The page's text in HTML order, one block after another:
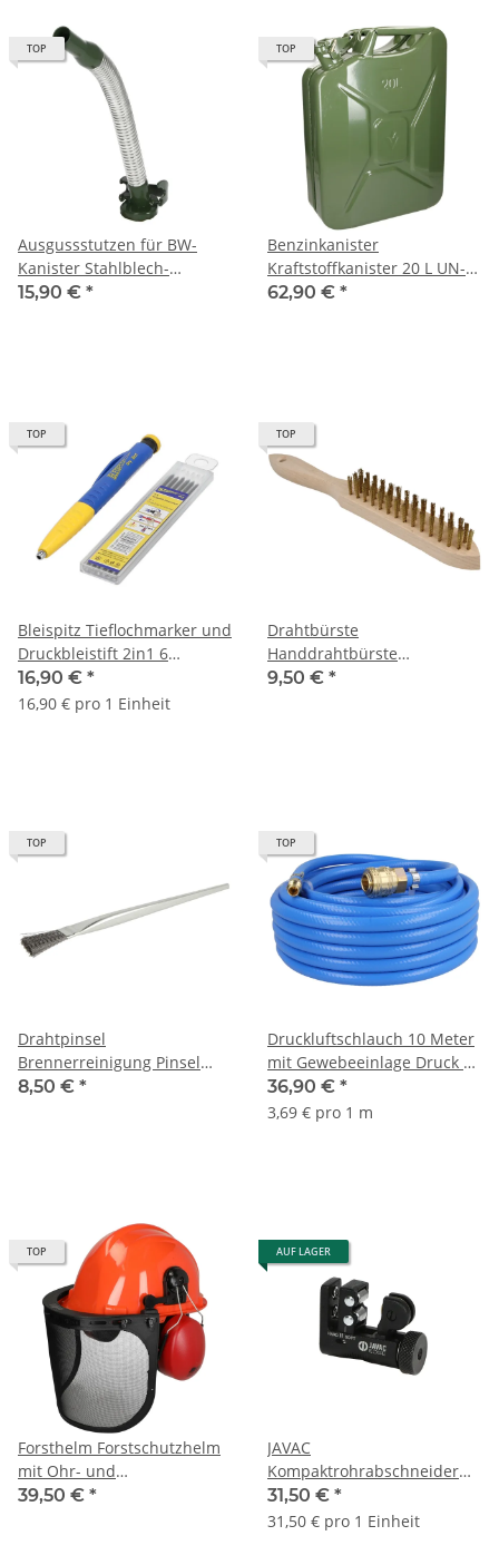
TOP
Ausgussstutzen für BW-
Kanister Stahlblech-
Benzinkanister
15,90 € *
TOP
Benzinkanister
Kraftstoffkanister 20 L UN-
Zulassung für Gefahrgüter
62,90 € *
TOP
Bleispitz Tieflochmarker und
Druckbleistift 2in1 6
Stk.Ersatzmine Graphit
16,90 € *
16,90 € pro 1 Einheit
TOP
Drahtbürste
Handdrahtbürste
Messingbürste 3 reihige
9,50 € *
TOP
Drahtpinsel
Brennerreinigung Pinsel
Stauscheibenpinsel
8,50 € *
TOP
Druckluftschlauch 10 Meter
mit Gewebeeinlage Druck 20
Bar TÜV-geprüft
36,90 € *
3,69 € pro 1 m
TOP
Forsthelm Forstschutzhelm
mit Ohr- und
Gesichtsschutz orange DIN
39,50 € *
AUF LAGER
JAVAC
Kompaktrohrabschneider
für Rohre 3 bis 16 mm
31,50 € *
31,50 € pro 1 Einheit